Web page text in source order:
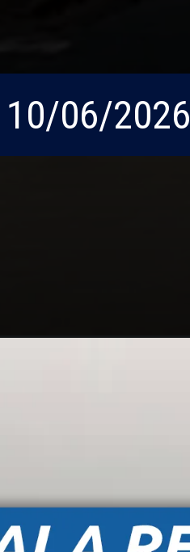
10/06/2026
10/06/2026